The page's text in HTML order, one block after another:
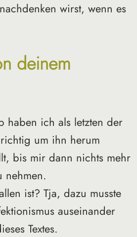
wirst, wenn es
deinem
haben ich als letzten der
um ihn herum
bis mir dann nichts mehr
ist? Tja, dazu musste
auseinander
Textes.